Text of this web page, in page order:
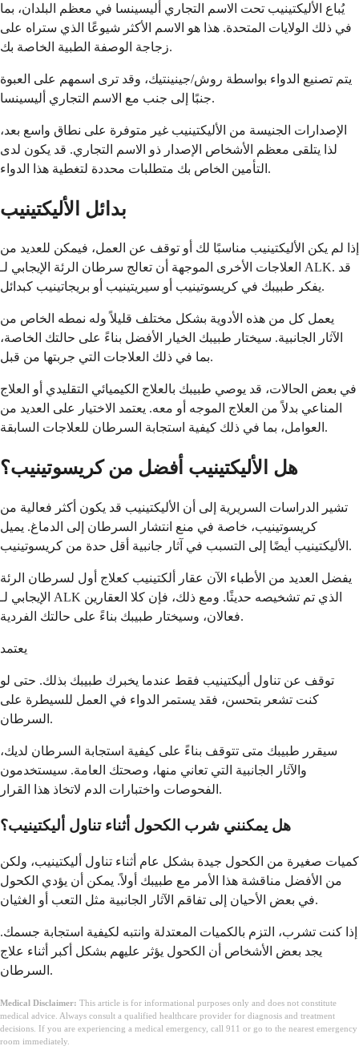
يُباع الأليكتينيب تحت الاسم التجاري أليسينسا في معظم البلدان، بما
في ذلك الولايات المتحدة. هذا هو الاسم الأكثر شيوعًا الذي ستراه على
زجاجة الوصفة الطبية الخاصة بك.
يتم تصنيع الدواء بواسطة روش/جينينتيك، وقد ترى اسمهم على العبوة
جنبًا إلى جنب مع الاسم التجاري أليسينسا.
الإصدارات الجنيسة من الأليكتينيب غير متوفرة على نطاق واسع بعد،
لذا يتلقى معظم الأشخاص الإصدار ذو الاسم التجاري. قد يكون لدى
التأمين الخاص بك متطلبات محددة لتغطية هذا الدواء.
بدائل الأليكتينيب
إذا لم يكن الأليكتينيب مناسبًا لك أو توقف عن العمل، فيمكن للعديد من
العلاجات الأخرى الموجهة أن تعالج سرطان الرئة الإيجابي لـ ALK. قد
يفكر طبيبك في كريسوتينيب أو سيريتينيب أو بريجاتينيب كبدائل.
يعمل كل من هذه الأدوية بشكل مختلف قليلاً وله نمطه الخاص من
الآثار الجانبية. سيختار طبيبك الخيار الأفضل بناءً على حالتك الخاصة،
بما في ذلك العلاجات التي جربتها من قبل.
في بعض الحالات، قد يوصي طبيبك بالعلاج الكيميائي التقليدي أو العلاج
المناعي بدلاً من العلاج الموجه أو معه. يعتمد الاختيار على العديد من
العوامل، بما في ذلك كيفية استجابة السرطان للعلاجات السابقة.
هل الأليكتينيب أفضل من كريسوتينيب؟
تشير الدراسات السريرية إلى أن الأليكتينيب قد يكون أكثر فعالية من
كريسوتينيب، خاصة في منع انتشار السرطان إلى الدماغ. يميل
الأليكتينيب أيضًا إلى التسبب في آثار جانبية أقل حدة من كريسوتينيب.
يفضل العديد من الأطباء الآن عقار ألكتينيب كعلاج أول لسرطان الرئة
الإيجابي لـ ALK الذي تم تشخيصه حديثًا. ومع ذلك، فإن كلا العقارين
فعالان، وسيختار طبيبك بناءً على حالتك الفردية.
يعتمد
توقف عن تناول أليكتينيب فقط عندما يخبرك طبيبك بذلك. حتى لو
كنت تشعر بتحسن، فقد يستمر الدواء في العمل للسيطرة على
السرطان.
سيقرر طبيبك متى تتوقف بناءً على كيفية استجابة السرطان لديك،
والآثار الجانبية التي تعاني منها، وصحتك العامة. سيستخدمون
الفحوصات واختبارات الدم لاتخاذ هذا القرار.
هل يمكنني شرب الكحول أثناء تناول أليكتينيب؟
كميات صغيرة من الكحول جيدة بشكل عام أثناء تناول أليكتينيب، ولكن
من الأفضل مناقشة هذا الأمر مع طبيبك أولاً. يمكن أن يؤدي الكحول
في بعض الأحيان إلى تفاقم الآثار الجانبية مثل التعب أو الغثيان.
إذا كنت تشرب، التزم بالكميات المعتدلة وانتبه لكيفية استجابة جسمك.
يجد بعض الأشخاص أن الكحول يؤثر عليهم بشكل أكبر أثناء علاج
السرطان.
Medical Disclaimer: This article is for informational purposes only and does not constitute
medical advice. Always consult a qualified healthcare provider for diagnosis and treatment
decisions. If you are experiencing a medical emergency, call 911 or go to the nearest emergency
room immediately.